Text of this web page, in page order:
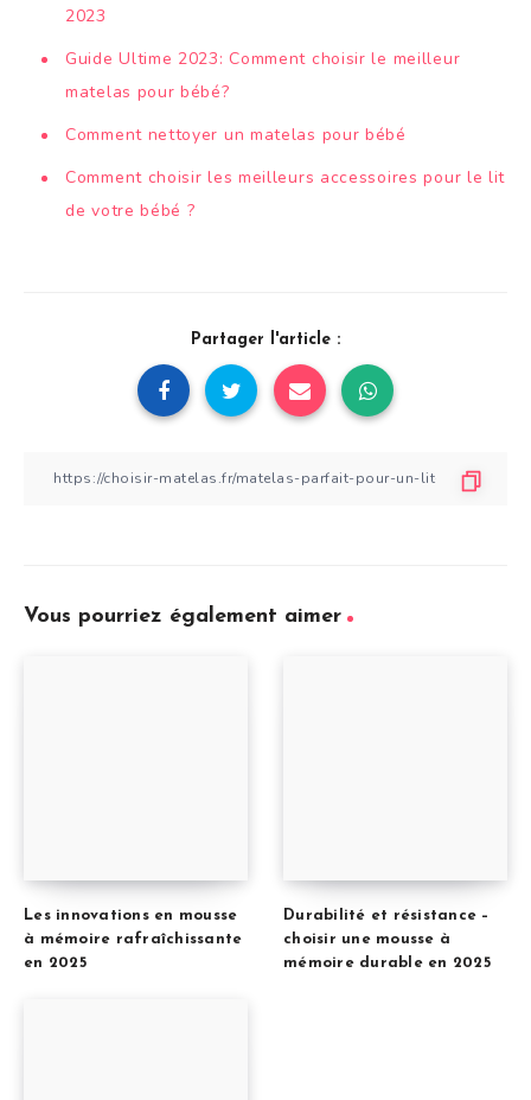
2023
Guide Ultime 2023: Comment choisir le meilleur
matelas pour bébé?
Comment nettoyer un matelas pour bébé
Comment choisir les meilleurs accessoires pour le lit
de votre bébé ?
Partager l'article :
Vous pourriez également aimer
Les innovations en mousse
à mémoire rafraîchissante
en 2025
Durabilité et résistance –
choisir une mousse à
mémoire durable en 2025